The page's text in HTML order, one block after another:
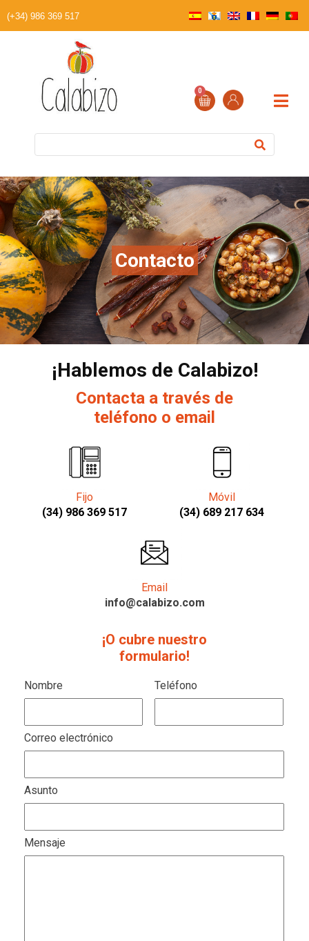
(+34) 986 369 517
0
Contacto
¡Hablemos de Calabizo!
Contacta a través de
teléfono o email
Fijo
(34) 986 369 517
Móvil
(34) 689 217 634
Email
info@calabizo.com
¡O cubre nuestro
formulario!
Nombre Teléfono
Correo electrónico
Asunto
Mensaje